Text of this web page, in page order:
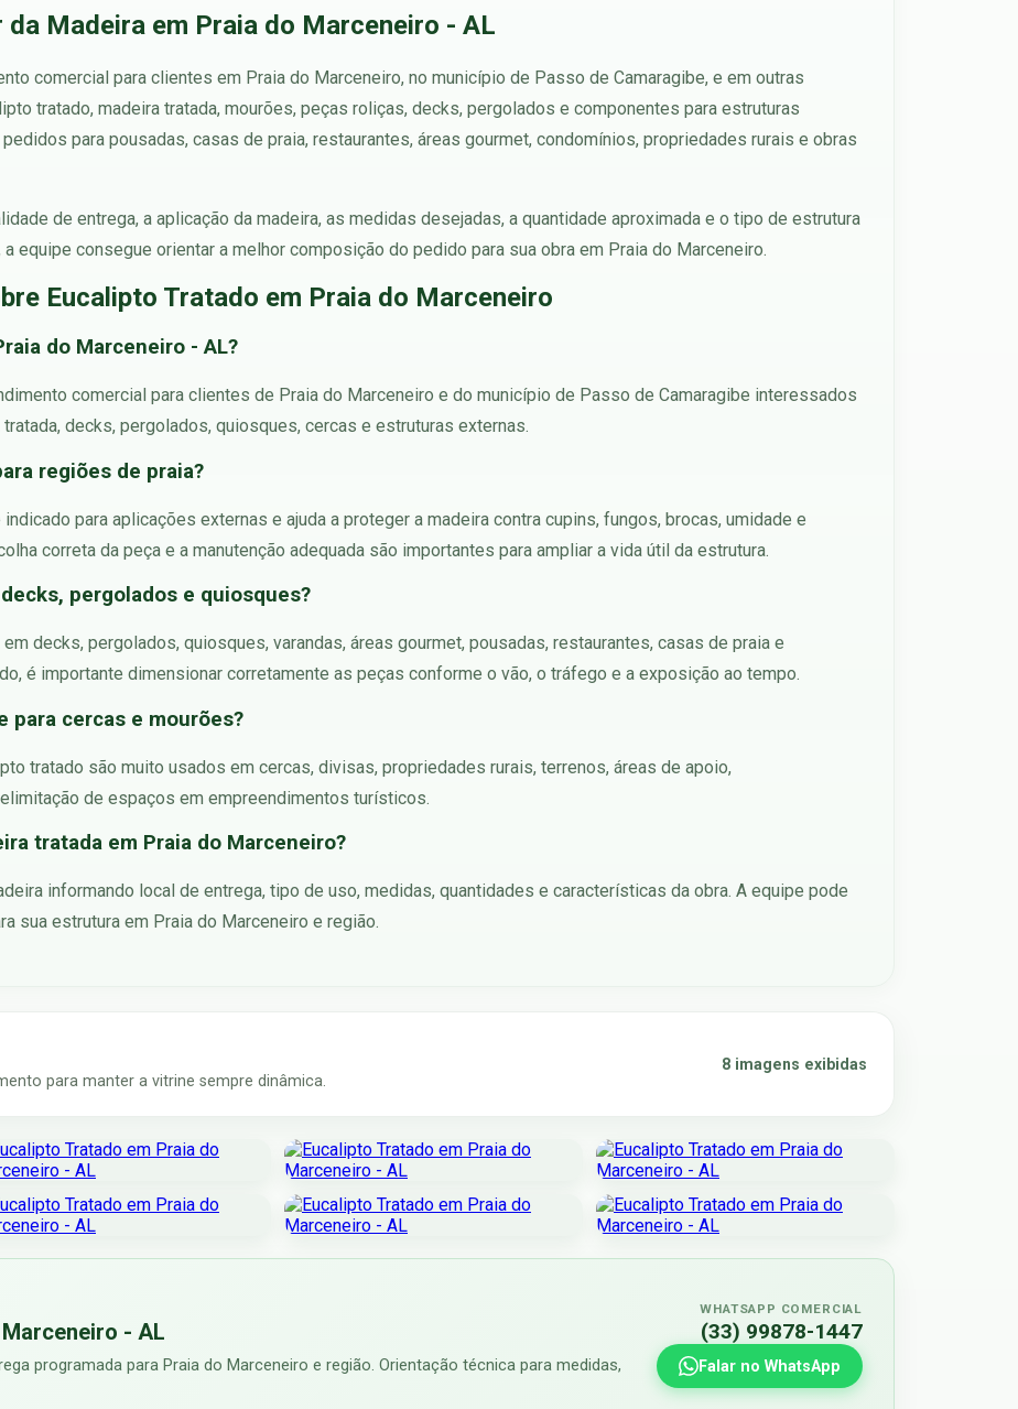
Madeira em Praia do Marceneiro - AL
comercial para clientes em Praia do Marceneiro, no município de Passo de Camaragibe, e em outras
tratado, madeira tratada, mourões, peças roliças, decks, pergolados e componentes para estruturas
para pousadas, casas de praia, restaurantes, áreas gourmet, condomínios, propriedades rurais e obras
de entrega, a aplicação da madeira, as medidas desejadas, a quantidade aproximada e o tipo de estrutura
equipe consegue orientar a melhor composição do pedido para sua obra em Praia do Marceneiro.
Eucalipto Tratado em Praia do Marceneiro
do Marceneiro - AL?
comercial para clientes de Praia do Marceneiro e do município de Passo de Camaragibe interessados
decks, pergolados, quiosques, cercas e estruturas externas.
regiões de praia?
para aplicações externas e ajuda a proteger a madeira contra cupins, fungos, brocas, umidade e
correta da peça e a manutenção adequada são importantes para ampliar a vida útil da estrutura.
pergolados e quiosques?
decks, pergolados, quiosques, varandas, áreas gourmet, pousadas, restaurantes, casas de praia e
é importante dimensionar corretamente as peças conforme o vão, o tráfego e a exposição ao tempo.
para cercas e mourões?
tratado são muito usados em cercas, divisas, propriedades rurais, terrenos, áreas de apoio,
de espaços em empreendimentos turísticos.
tratada em Praia do Marceneiro?
informando local de entrega, tipo de uso, medidas, quantidades e características da obra. A equipe pode
sua estrutura em Praia do Marceneiro e região.
para manter a vitrine sempre dinâmica.
8 imagens exibidas
- AL
programada para Praia do Marceneiro e região. Orientação técnica para medidas,
WHATSAPP COMERCIAL
(33) 99878-1447
Falar no WhatsApp